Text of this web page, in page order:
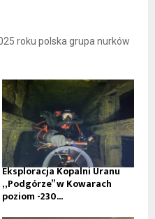
roku polska grupa nurków
Eksploracja Kopalni Uranu
„Podgórze” w Kowarach
poziom -230...